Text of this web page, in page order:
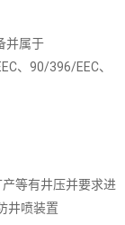
并属于
、90/396/EEC、
等有井压并要求进
井喷装置